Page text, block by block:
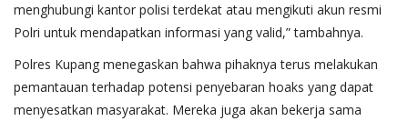
menghubungi kantor polisi terdekat atau mengikuti akun resmi
Polri untuk mendapatkan informasi yang valid,” tambahnya.
Polres Kupang menegaskan bahwa pihaknya terus melakukan
pemantauan terhadap potensi penyebaran hoaks yang dapat
menyesatkan masyarakat. Mereka juga akan bekerja sama